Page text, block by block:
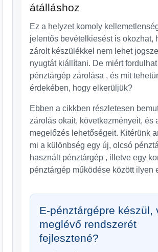
átálláshoz
Ez a helyzet komoly
jelentős bevételkiesést is okozhat,
zárolt készülékkel nem lehet
nyugtát kiállítani. De miért
pénztárgép zárolása , és mit
érdekében, hogy elkerüljük?
Ebben a cikkben részletesen
zárolás okait, következményeit, és
megelőzés lehetőségeit. Kitérünk
mi a különbség egy új, olcsó
használt pénztárgép , illetve egy
pénztárgép működése között ilyen
E-pénztárgépre készül,
meglévő rendszerét
fejlesztené?